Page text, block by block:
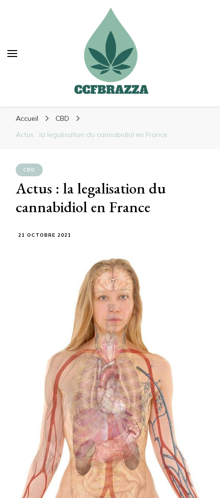
Accueil
CBD
Actus : la legalisation du cannabidiol en France
CBD
Actus : la legalisation du
cannabidiol en France
21 OCTOBRE 2021